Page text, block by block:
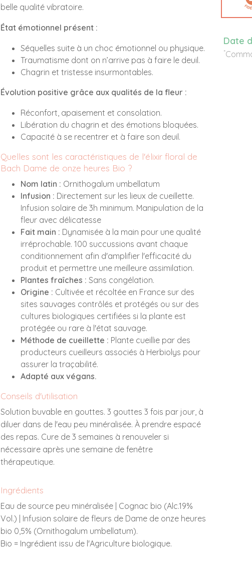
Date
*
belle qualité vibratoire.
État émotionnel présent :
Séquelles suite à un choc émotionnel ou physique.
Traumatisme dont on n’arrive pas à faire le deuil.
Chagrin et tristesse insurmontables.
Évolution positive grâce aux qualités de la fleur :
Réconfort, apaisement et consolation.
Libération du chagrin et des émotions bloquées.
Capacité à se recentrer et à faire son deuil.
Quelles sont les caractéristiques de l'élixir floral de
Bach Dame de onze heures Bio ?
Nom latin : Ornithogalum umbellatum
Infusion : Directement sur les lieux de cueillette.
Infusion solaire de 3h minimum. Manipulation de la
fleur avec délicatesse
Fait main : Dynamisée à la main pour une qualité
irréprochable. 100 succussions avant chaque
conditionnement afin d'amplifier l'efficacité du
produit et permettre une meilleure assimilation.
Plantes fraîches : Sans congélation.
Origine : Cultivée et récoltée en France sur des
sites sauvages contrôlés et protégés ou sur des
cultures biologiques certifiées si la plante est
protégée ou rare à l'état sauvage.
Méthode de cueillette : Plante cueillie par des
producteurs cueilleurs associés à Herbiolys pour
assurer la traçabilité.
Adapté aux végans.
Conseils d'utilisation
Solution buvable en gouttes. 3 gouttes 3 fois par jour, à
diluer dans de l'eau peu minéralisée. À prendre espacé
des repas. Cure de 3 semaines à renouveler si
nécessaire après une semaine de fenêtre
thérapeutique.
Ingrédients
Eau de source peu minéralisée | Cognac bio (Alc.19%
Vol.) | Infusion solaire de fleurs de Dame de onze heures
bio 0,5% (Ornithogalum umbellatum).
Bio = Ingrédient issu de l'Agriculture biologique.